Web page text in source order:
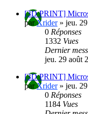
[3D PRINT]
parXrider» jeu.
0 Réponses
1332 Vues
Dernier
jeu. 29 août
[3D PRINT]
parXrider» jeu.
0 Réponses
1184 Vues